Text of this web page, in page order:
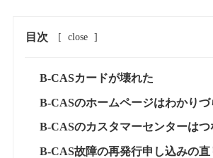
目次 [ close ]
B-CASカードが壊れた
B-CASのホームページはわかりづ
B-CASのカスタマーセンターは
B-CAS故障の再発行申し込みの直